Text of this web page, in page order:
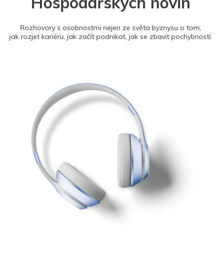
Rozhovory s osobnostmi nejen ze světa byznysu o tom,
jak rozjet kariéru, jak začít podnikat, jak se zbavit pochybností.